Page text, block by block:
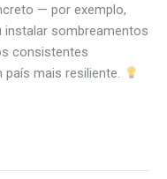
— por exemplo,
instalar sombreamentos
consistentes
mais resiliente.